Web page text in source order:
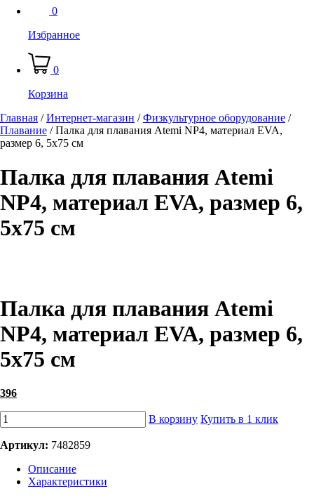
0
Избранное
0
Корзина
Главная /Интернет-магазин /Физкультурное оборудование /
Плавание /Палка для плавания Atemi NP4, материал EVA,
размер 6, 5х75 см
Палка для плавания Atemi
NP4, материал EVA, размер 6,
5х75 см
Палка для плавания Atemi
NP4, материал EVA, размер 6,
5х75 см
396
В корзину Купить в 1 клик
Артикул: 7482859
Описание
Характеристики